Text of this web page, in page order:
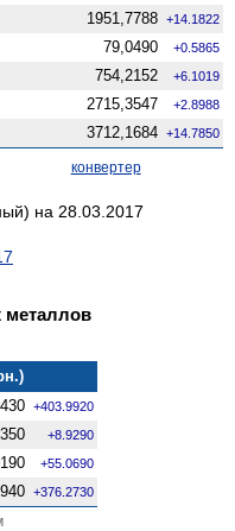
1951,7788 +14.1822
79,0490 +0.5865
754,2152 +6.1019
2715,3547 +2.8988
3712,1684 +14.7850
конвертер
на 28.03.2017
металлов
+403.9920
+8.9290
+55.0690
+376.2730